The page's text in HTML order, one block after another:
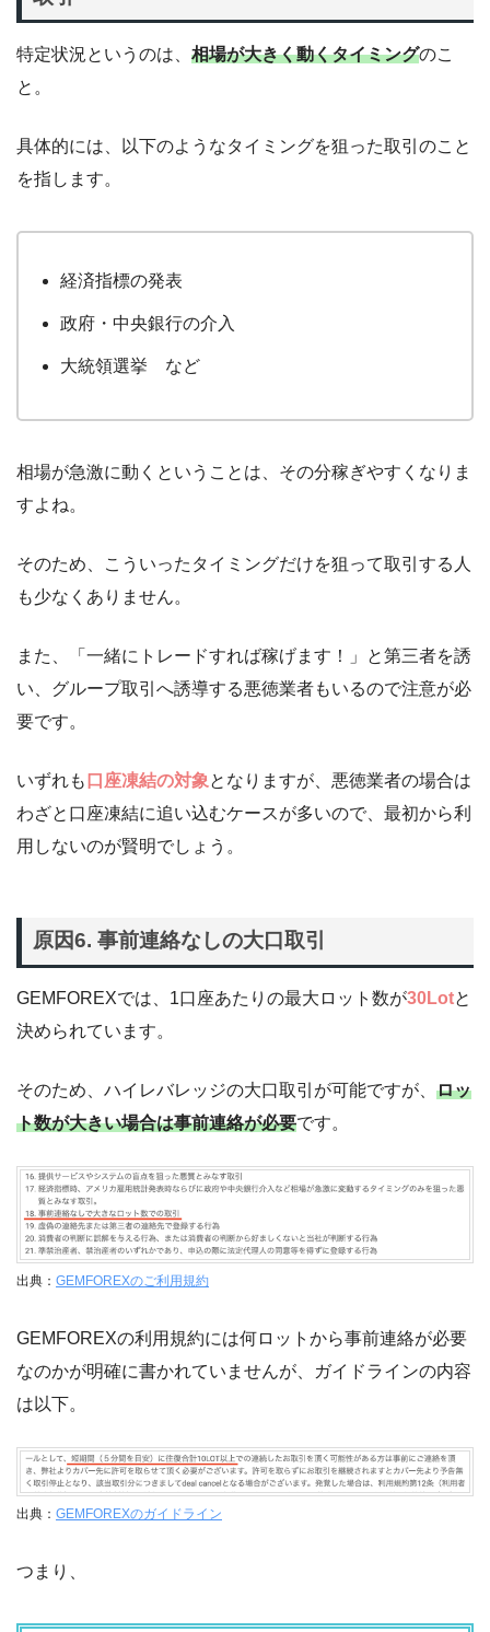
特定状況というのは、 相場が大きく動くタイミングのこ
と。
具体的には、以下のようなタイミングを狙った取引のこと
を指します。
経済指標の発表
政府・中央銀行の介入
大統領選挙 など
相場が急激に動くということは、その分稼ぎやすくなりま
すよね。
そのため、こういったタイミングだけを狙って取引する人
も少なくありません。
また、「一緒にトレードすれば稼げます！」と第三者を誘
い、グループ取引へ誘導する悪徳業者もいるので注意が必
要です。
いずれも 口座凍結の対象 となりますが、悪徳業者の場合は
わざと口座凍結に追い込むケースが多いので、最初から利
用しないのが賢明でしょう。
原因6. 事前連絡なしの大口取引
GEMFOREXでは、1口座あたりの最大ロット数が30Lotと
決められています。
そのため、ハイレバレッジの大口取引が可能ですが、 ロッ
ト数が大きい場合は事前連絡が必要です。
出典： GEMFOREXのご利用規約
GEMFOREXの利用規約には何ロットから事前連絡が必要
なのかが明確に書かれていませんが、ガイドラインの内容
は以下。
出典： GEMFOREXのガイドライン
つまり、